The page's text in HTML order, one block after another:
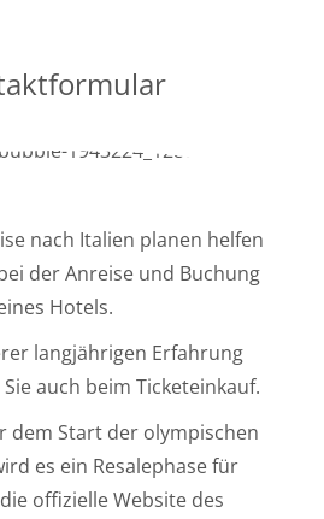
nach Italien planen helfen
der Anreise und Buchung
Hotels.
langjährigen Erfahrung
auch beim Ticketeinkauf.
dem Start der olympischen
es ein Resalephase für
offizielle Website des